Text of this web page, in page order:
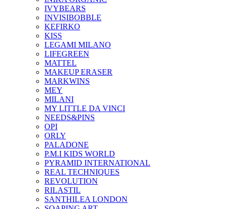
IVYBEARS
INVISIBOBBLE
KEFIRKO
KISS
LEGAMI MILANO
LIFEGREEN
MATTEL
MAKEUP ERASER
MARKWINS
MEY
MILANI
MY LITTLE DA VINCI
NEEDS&PINS
OPI
ORLY
PALADONE
P.M.I KIDS WORLD
PYRAMID INTERNATIONAL
REAL TECHNIQUES
REVOLUTION
RILASTIL
SANTHILEA LONDON